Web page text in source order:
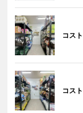
コス
コス